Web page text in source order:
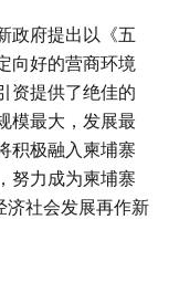
政府提出以《五
向好的营商环境
资提供了绝佳的
模最大，发展最
积极融入柬埔寨
努力成为柬埔寨
济社会发展再作新